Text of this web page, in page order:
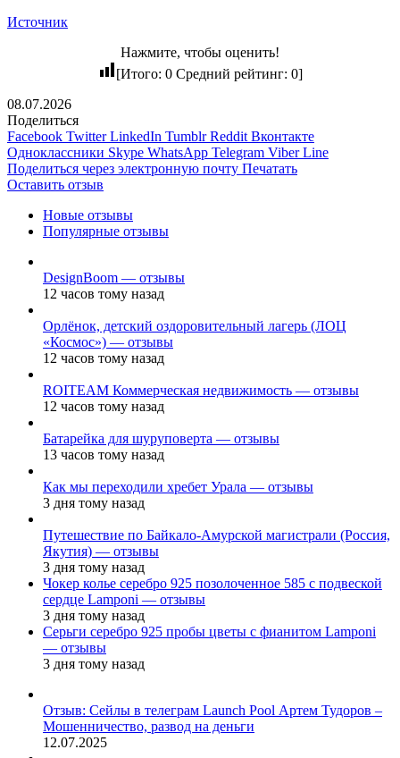
Источник
Нажмите, чтобы оценить!
[Итого: 0Средний рейтинг: 0]
08.07.2026
Поделиться
Facebook Twitter LinkedIn Tumblr Reddit Вконтакте
Одноклассники Skype WhatsApp Telegram Viber Line
Поделиться через электронную почту Печатать
Оставить отзыв
Новые отзывы
Популярные отзывы
DesignBoom — отзывы
12 часов тому назад
Орлёнок, детский оздоровительный лагерь (ЛОЦ
«Космос») — отзывы
12 часов тому назад
ROITEAM Коммерческая недвижимость — отзывы
12 часов тому назад
Батарейка для шуруповерта — отзывы
13 часов тому назад
Как мы переходили хребет Урала — отзывы
3 дня тому назад
Путешествие по Байкало-Амурской магистрали (Россия,
Якутия) — отзывы
3 дня тому назад
Чокер колье серебро 925 позолоченное 585 с подвеской
сердце Lamponi — отзывы
3 дня тому назад
Серьги серебро 925 пробы цветы с фианитом Lamponi
— отзывы
3 дня тому назад
Отзыв: Сейлы в телеграм Launch Pool Артем Тудоров –
Мошенничество, развод на деньги
12.07.2025